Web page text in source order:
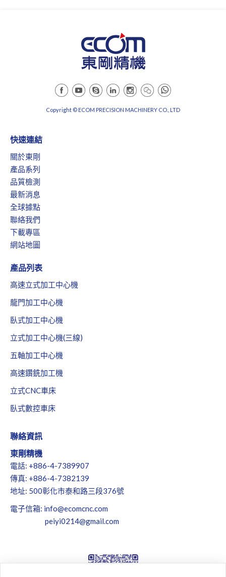
Copyright © ECOM PRECISION MACHINERY CO., LTD
快速連結
關於東剛
產品系列
品質檢測
最新消息
全球據點
聯絡我們
下載專區
網站地圖
產品列表
高速立式加工中心機
龍門加工中心機
臥式加工中心機
立式加工中心機(三線)
五軸加工中心機
高速鑽銑加工機
立式CNC車床
臥式數控車床
聯絡資訊
東剛精機
電話: +886-4-7389907
傳真: +886-4-7382139
地址: 500彰化市泰和路三段376號
電子信箱: info@ecomcnc.com
peiyi0214@gmail.com